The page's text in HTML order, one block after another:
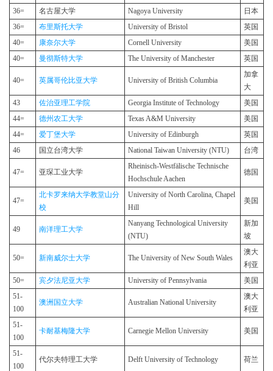
36= 名古屋大学 Nagoya University
日本
36=
布里斯托大学 University of Bristol
英国
40=
康奈尔大学 Cornell University
美国
40=
曼彻斯特大学 The University of Manchester 英国
40= 英属哥伦比亚大学 University of British Columbia
加拿
大
43
佐治亚理工学院 Georgia Institute of Technology
美国
44=
德州农工大学 Texas A&M University
美国
44=
爱丁堡大学 University of Edinburgh
英国
46
国立台湾大学 National Taiwan University (NTU) 台湾
47= 亚琛工业大学
Rheinisch-Westfälische Technische
Hochschule Aachen
德国
47=
北卡罗来纳大学教堂山分
校
University of North Carolina, Chapel
Hill
美国
49 南洋理工大学
Nanyang Technological University
(NTU)
新加
坡
50= 新南威尔士大学 The University of New South Wales
澳大
利亚
50=
宾夕法尼亚大学 University of Pennsylvania
美国
51-
100
澳洲国立大学 Australian National University
澳大
利亚
51-
100
卡耐基梅隆大学 Carnegie Mellon University 美国
51-
100
代尔夫特理工大学 Delft University of Technology 荷兰